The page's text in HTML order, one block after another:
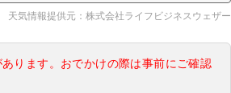
天気情報提供元：株式会社ライフビジネスウェザー
ります。おでかけの際は事前にご確認